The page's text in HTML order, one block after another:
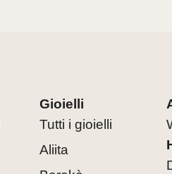
Gioielli
Tutti i gioielli
Aliita